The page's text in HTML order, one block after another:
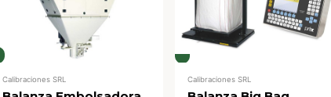
Calibraciones SRL Calibraciones SRL